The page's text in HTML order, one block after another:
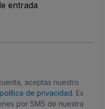
entrada
aceptas nuestro
política de privacidad. Es
por SMS de nuestra